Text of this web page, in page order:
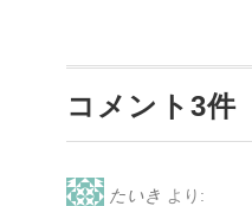
コメント3件
たいき より: